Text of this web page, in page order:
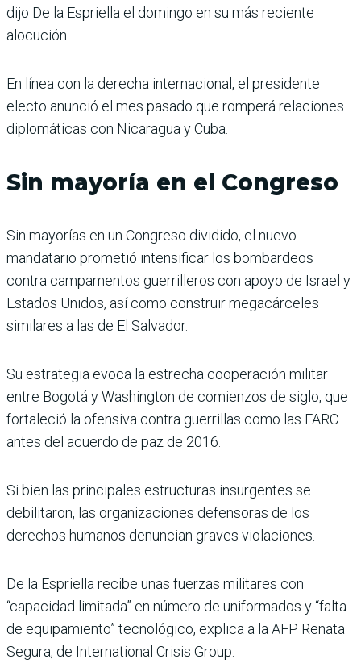
dijo De la Espriella el domingo en su más reciente
alocución.
En línea con la derecha internacional, el presidente
electo anunció el mes pasado que romperá relaciones
diplomáticas con Nicaragua y Cuba.
Sin mayoría en el Congreso
Sin mayorías en un Congreso dividido, el nuevo
mandatario prometió intensificar los bombardeos
contra campamentos guerrilleros con apoyo de Israel y
Estados Unidos, así como construir megacárceles
similares a las de El Salvador.
Su estrategia evoca la estrecha cooperación militar
entre Bogotá y Washington de comienzos de siglo, que
fortaleció la ofensiva contra guerrillas como las FARC
antes del acuerdo de paz de 2016.
Si bien las principales estructuras insurgentes se
debilitaron, las organizaciones defensoras de los
derechos humanos denuncian graves violaciones.
De la Espriella recibe unas fuerzas militares con
“capacidad limitada” en número de uniformados y “falta
de equipamiento” tecnológico, explica a la AFP Renata
Segura, de International Crisis Group.